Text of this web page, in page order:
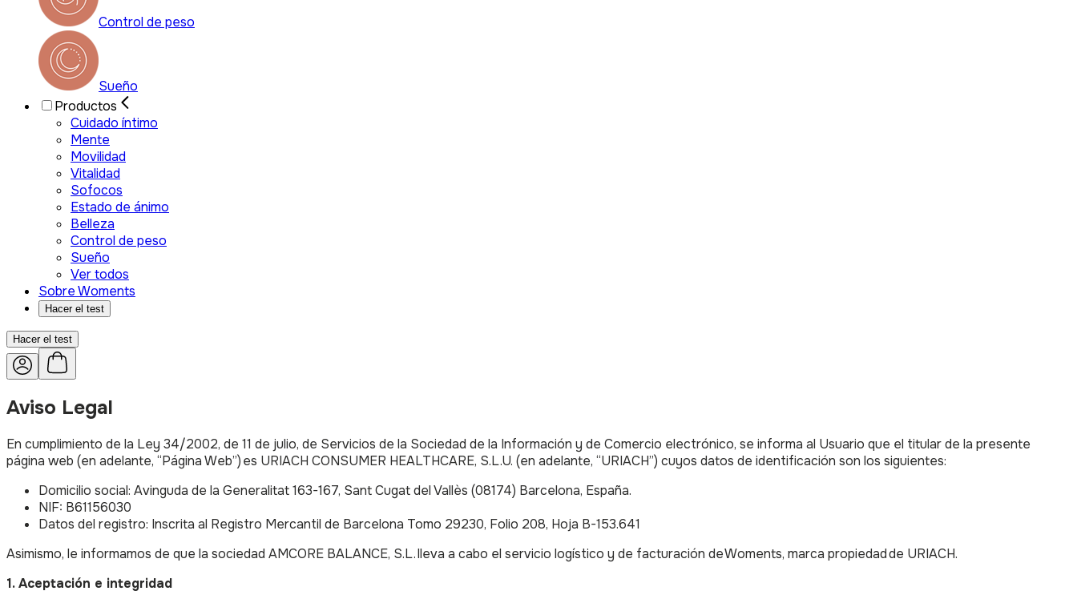
Control de peso
Sueño
Productos
Cuidado íntimo
Mente
Movilidad
Vitalidad
Sofocos
Estado de ánimo
Belleza
Control de peso
Sueño
Ver todos
Sobre Woments
Hacer el test
Hacer el test
Aviso Legal
En cumplimiento de la Ley 34/2002, de 11 de julio, de Servicios de la Sociedad de la Información y de Comercio electrónico, se informa al Usuario que el titular de la presente
página web (en adelante, “Página Web”) es URIACH CONSUMER HEALTHCARE, S.L.U. (en adelante, “URIACH”) cuyos datos de identificación son los siguientes:
Domicilio social: Avinguda de la Generalitat 163-167, Sant Cugat del Vallès (08174) Barcelona, España.
NIF: B61156030
Datos del registro: Inscrita al Registro Mercantil de Barcelona Tomo 29230, Folio 208, Hoja B-153.641
Asimismo, le informamos de que la sociedad AMCORE BALANCE, S.L. lleva a cabo el servicio logístico y de facturación de Woments, marca propiedad de URIACH.
1. Aceptación e integridad